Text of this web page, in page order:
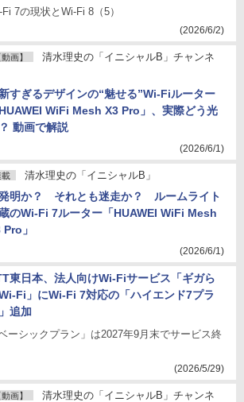
Fi 7の現状とWi-Fi 8（5）
(2026/6/2)
動画】
清水理史の「イニシャルB」チャンネ
すぎるデザインの“魅せる”Wi-Fiルーター
HUAWEI WiFi Mesh X3 Pro」、実際どう光
動画で解説
(2026/6/1)
載 清水理史の「イニシャルB」
明か？ それとも迷走か？ ルームライト
のWi-Fi 7ルーター「HUAWEI WiFi Mesh
Pro」
(2026/6/1)
東日本、法人向けWi-Fiサービス「ギガら
Fi」にWi-Fi 7対応の「ハイエンド7プラ
追加
ベーシックプラン」は2027年9月末でサービス終
(2026/5/29)
動画】 清水理史の「イニシャルB」チャンネ